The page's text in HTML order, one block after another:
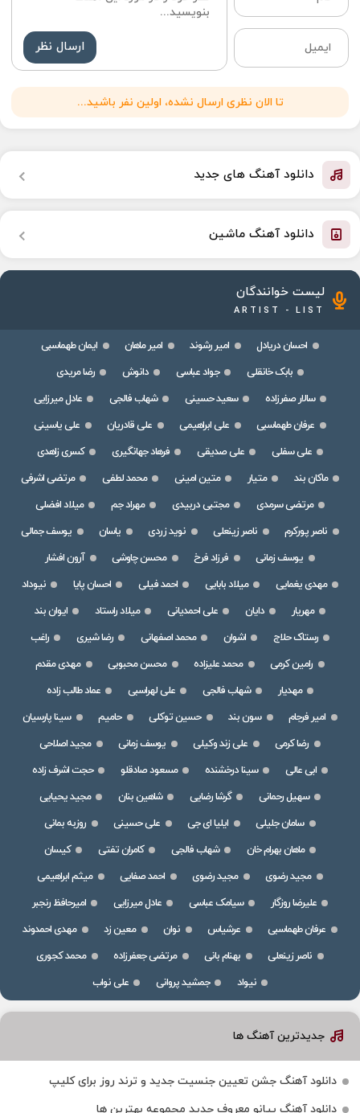
ارسال نظر
تا الان نظری ارسال نشده، اولین نفر باشید...
دانلود آهنگ های جدید
دانلود آهنگ ماشین
لیست خوانندگان
ARTIST - LIST
احسان دریادل امیر رشوند امیر ماهان
ایمان طهماسبی
بابک خانقلی
جواد عباسی دانوش
رضا مریدی
سالار صفرزاده
سعید حسینی شهاب فالجی
عادل میرزایی
عرفان طهماسبی
علی ابراهیمی علی قادریان
علی یاسینی
علی سفلی
علی صدیقی فرهاد جهانگیری
کسری زاهدی
ماکان بند
متیار متین امینی محمد لطفی
مرتضی اشرفی
مرتضی سرمدی
مجتبی دربیدی مهراد جم
میلاد افضلی
ناصر پورکرم
ناصر زینعلی نوید زردی یاسان
یوسف جمالی
یوسف زمانی
فرزاد فرخ محسن چاوشی
آرون افشار
مهدی یغمایی
میلاد بابایی احمد فیلی احسان پایا
نیوداد
مهریار
دایان علی احمدیانی میلاد راستاد
ایوان بند
رستاک حلاج
اشوان محمد اصفهانی رضا شیری
راغب
رامین کرمی
محمد علیزاده محسن محبوبی
مهدی مقدم
مهدیار
شهاب فالجی علی لهراسبی
عماد طالب زاده
امیر فرجام
سون بند حسین توکلی حامیم
سینا پارسیان
رضا کرمی
علی زند وکیلی یوسف زمانی
مجید اصلاحی
ابی عالی
سینا درخشنده مسعود صادقلو
حجت اشرف زاده
سهیل رحمانی
گرشا رضایی شاهین بنان
مجید یحیایی
سامان جلیلی
ایلیا ای جی علی حسینی
روزبه بمانی
ماهان بهرام خان
شهاب فالجی کامران تفتی
کیسان
مجید رضوی
مجید رضوی احمد صفایی
میثم ابراهیمی
علیرضا روزگار
سیامک عباسی عادل میرزایی
امیرحافظ رنجبر
عرفان طهماسبی
عرشیاس نوان معین زد
مهدی احمدوند
ناصر زینعلی
بهنام بانی مرتضی جعفرزاده
محمد کجوری
نیواد
جمشید پروانی علی نواب
جدیدترین آهنگ ها
دانلود آهنگ جشن تعیین جنسیت جدید و ترند روز برای کلیپ
دانلود آهنگ پیانو معروف جدید مجموعه بهترین ها